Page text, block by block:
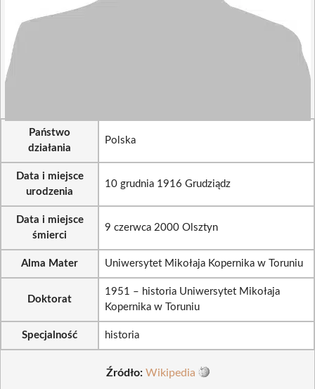
Państwo
działania
Polska
Data i miejsce
urodzenia
10 grudnia 1916 Grudziądz
Data i miejsce
śmierci
9 czerwca 2000 Olsztyn
Alma Mater Uniwersytet Mikołaja Kopernika w Toruniu
Doktorat
1951 – historia Uniwersytet Mikołaja
Kopernika w Toruniu
Specjalność historia
Źródło: Wikipedia